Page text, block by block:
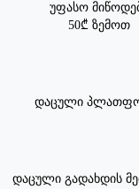
უფასო
50₾ ზემოთ
დაცული
დაცული გადახდის